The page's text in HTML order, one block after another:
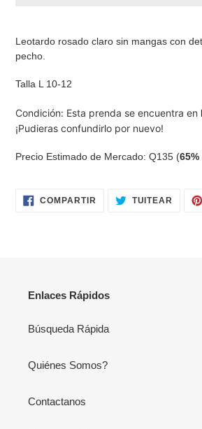
a
tu
de
compra
Leotardo rosado claro sin mangas con
pecho.
Talla L 10-12
Condición: Esta prenda se encuentra en
¡Pudieras confundirlo por nuevo!
Precio Estimado de Mercado: Q135 (
COMPARTIR COMPARTIRTUITEAR
Enlaces Rápidos
Búsqueda Rápida
Quiénes Somos?
Contactanos